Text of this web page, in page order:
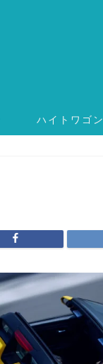
ハイトワゴン